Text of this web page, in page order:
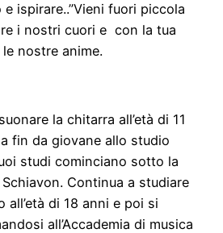
ispirare..”Vieni fuori piccola
i nostri cuori e con la tua
nostre anime.
la chitarra all’età di 11
fin da giovane allo studio
studi cominciano sotto la
Continua a studiare
di 18 anni e poi si
all’Accademia di musica